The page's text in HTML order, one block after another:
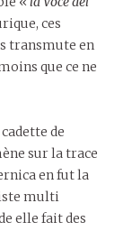
ces
transmute en
que ce ne
de
sur la trace
en fut la
multi
elle fait des